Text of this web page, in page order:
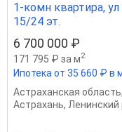
1-комн квартира,
15/24 эт.
6 700 000 ₽
171 795 ₽ за м2
Ипотека от 35 660 ₽ в
Астраханская область,
Астрахань, Ленинский